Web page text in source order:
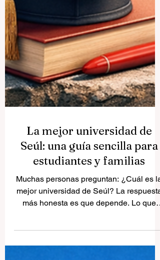
La mejor universidad de
Seúl: una guía sencilla para
estudiantes y familias
Muchas personas preguntan: ¿Cuál es la
mejor universidad de Seúl? La respuesta
para un estudiante puede ser la mejor
opción, para otro puede no serlo. Algunos